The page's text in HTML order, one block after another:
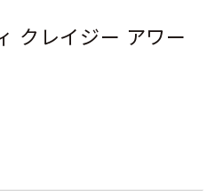
クレイジー アワー